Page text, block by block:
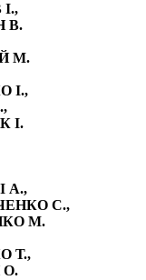
В.
М.
І.,
І.
А.,
С.,
М.
Т.,
О.